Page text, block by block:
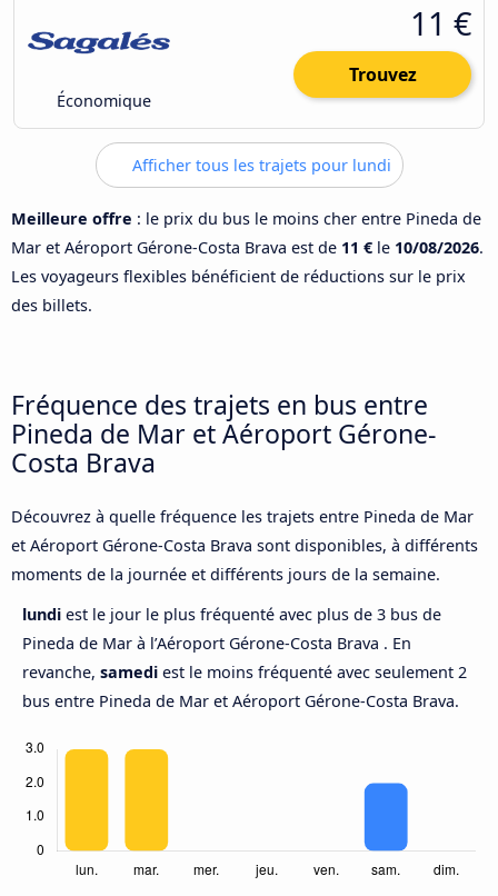
Économique
11 €
Trouvez
Afficher tous les trajets pour lundi
Meilleure offre : le prix du bus le moins cher entre Pineda de
Mar et Aéroport Gérone-Costa Brava est de 11 € le 10/08/2026.
Les voyageurs flexibles bénéficient de réductions sur le prix
des billets.
Fréquence des trajets en bus entre
Pineda de Mar et Aéroport Gérone-
Costa Brava
Découvrez à quelle fréquence les trajets entre Pineda de Mar
et Aéroport Gérone-Costa Brava sont disponibles, à différents
moments de la journée et différents jours de la semaine.
lundi est le jour le plus fréquenté avec plus de 3 bus de
Pineda de Mar à l’Aéroport Gérone-Costa Brava . En
revanche, samedi est le moins fréquenté avec seulement 2
bus entre Pineda de Mar et Aéroport Gérone-Costa Brava.